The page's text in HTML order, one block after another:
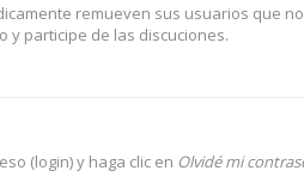
remueven sus usuarios que no
y participe de las discuciones.
(login) y haga clic en Olvidé mi